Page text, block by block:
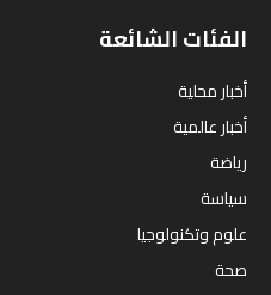
الفئات الشائعة
أخبار محلية
أخبار عالمية
رياضة
سياسة
علوم وتكنولوجيا
صحة